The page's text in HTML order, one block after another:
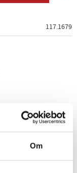
Om
117.1679